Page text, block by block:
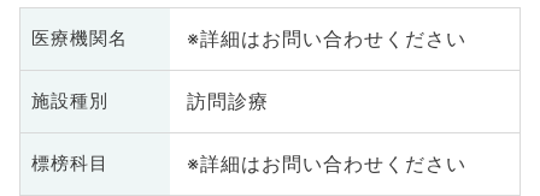
医療機関名 ※詳細はお問い合わせください
施設種別 訪問診療
標榜科目 ※詳細はお問い合わせください